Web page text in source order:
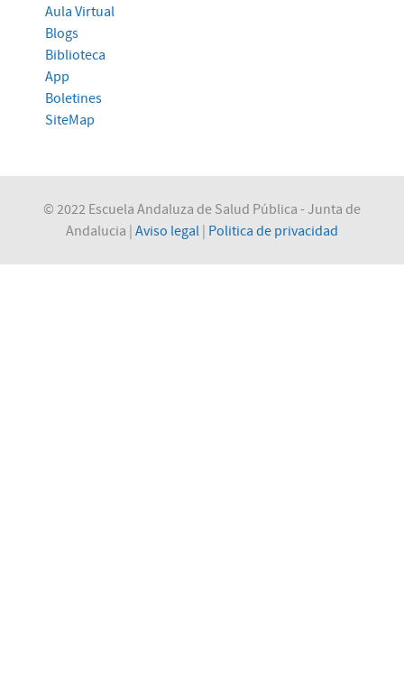
Aula Virtual
Blogs
Biblioteca
App
Boletines
SiteMap
© 2022 Escuela Andaluza de Salud Pública - Junta de
Andalucia | Aviso legal | Politica de privacidad